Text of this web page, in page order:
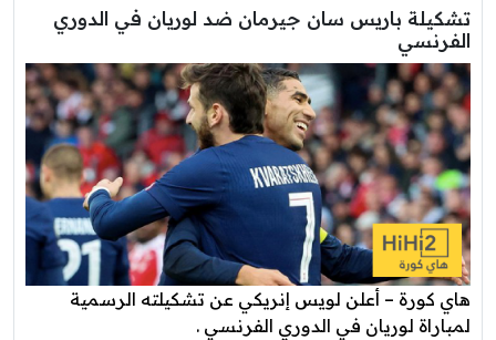
تشكيلة باريس سان جيرمان ضد لوريان في الدوري
الفرنسي
هاي كورة – أعلن لويس إنريكي عن تشكيلته الرسمية
لمباراة لوريان في الدوري الفرنسي .